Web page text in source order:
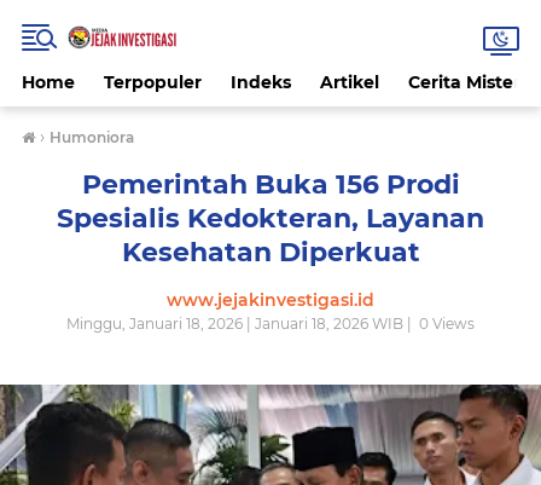
Home Terpopuler Indeks Artikel Cerita Misteri
› Humoniora
Pemerintah Buka 156 Prodi
Spesialis Kedokteran, Layanan
Kesehatan Diperkuat
www.jejakinvestigasi.id
Minggu, Januari 18, 2026 | Januari 18, 2026 WIB | 0 Views